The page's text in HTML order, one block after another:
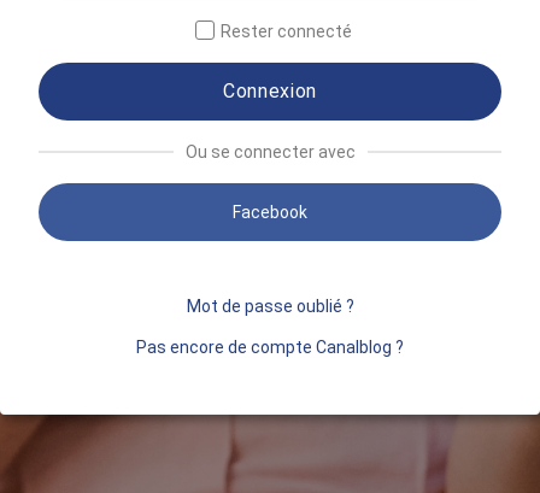
Rester connecté
Connexion
Ou se connecter avec
Facebook
Mot de passe oublié ?
Pas encore de compte Canalblog ?